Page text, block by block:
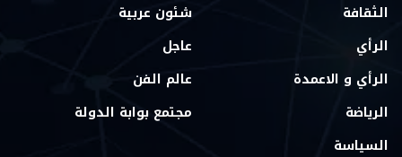
الثقافة
الرأي
الرأي و الاعمدة
الرياضة
السياسة
شئون عربية
عاجل
عالم الفن
مجتمع بوابة الدولة